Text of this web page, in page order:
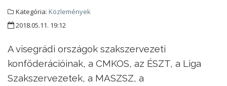
Kategória: Közlemények
2018.05.11. 19:12
A visegrádi országok szakszervezeti
konföderációinak, a CMKOS, az ÉSZT, a Liga
Szakszervezetek, a MASZSZ, a